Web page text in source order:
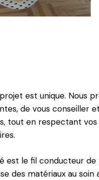
est unique. Nous
de vous conseiller
tout en respectant
est le fil conducteur
des matériaux au